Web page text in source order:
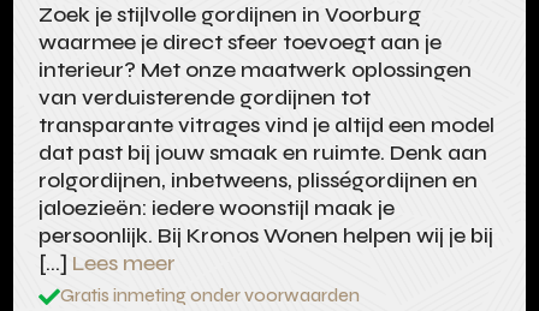
Zoek je stijlvolle gordijnen in Voorburg
waarmee je direct sfeer toevoegt aan je
interieur? Met onze maatwerk oplossingen
van verduisterende gordijnen tot
transparante vitrages vind je altijd een model
dat past bij jouw smaak en ruimte. Denk aan
rolgordijnen, inbetweens, plisségordijnen en
jaloezieën: iedere woonstijl maak je
persoonlijk. Bij Kronos Wonen helpen wij je bij
[…] Lees meer
Gratis inmeting onder voorwaarden